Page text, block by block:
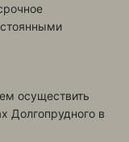
осуществить
Долгопрудного в